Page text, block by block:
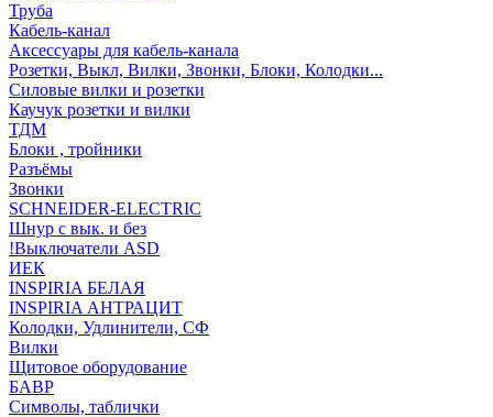
Труба
Кабель-канал
Аксессуары для кабель-канала
Розетки, Выкл, Вилки, Звонки, Блоки, Колодки...
Силовые вилки и розетки
Каучук розетки и вилки
ТДМ
Блоки , тройники
Разъёмы
Звонки
SCHNEIDER-ELECTRIC
Шнур с вык. и без
!Выключатели ASD
ИЕК
INSPIRIA БЕЛАЯ
INSPIRIA АНТРАЦИТ
Колодки, Удлинители, СФ
Вилки
Щитовое оборудование
БАВР
Символы, таблички